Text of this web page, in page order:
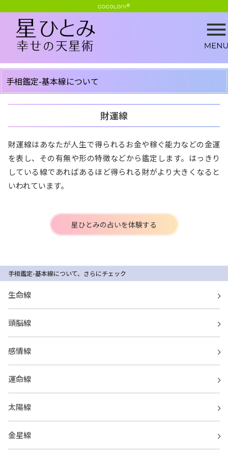
手相鑑定-基本線について
財運線
財運線はあなたが人生で得られるお金や稼ぐ能力などの金運
を表し、その有無や形の特徴などから鑑定します。はっきり
している線であればあるほど得られる財がより大きくなると
いわれています。
星ひとみの占いを体験する
手相鑑定-基本線について、さらにチェック
生命線
頭脳線
感情線
運命線
太陽線
金星線